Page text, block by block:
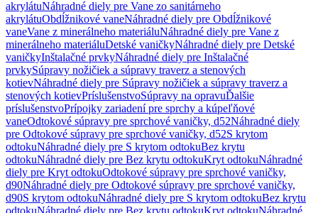
akrylátuNáhradné diely pre Vane zo sanitárneho
akrylátuObdĺžnikové vaneNáhradné diely pre Obdĺžnikové
vaneVane z minerálneho materiáluNáhradné diely pre Vane z
minerálneho materiáluDetské vaničkyNáhradné diely pre Detské
vaničkyInštalačné prvkyNáhradné diely pre Inštalačné
prvkySúpravy nožičiek a súpravy traverz a stenových
kotievNáhradné diely pre Súpravy nožičiek a súpravy traverz a
stenových kotievPríslušenstvoSúpravy na opravuĎalšie
príslušenstvoPrípojky zariadení pre sprchy a kúpeľňové
vaneOdtokové súpravy pre sprchové vaničky, d52Náhradné diely
pre Odtokové súpravy pre sprchové vaničky, d52S krytom
odtokuNáhradné diely pre S krytom odtokuBez krytu
odtokuNáhradné diely pre Bez krytu odtokuKryt odtokuNáhradné
diely pre Kryt odtokuOdtokové súpravy pre sprchové vaničky,
d90Náhradné diely pre Odtokové súpravy pre sprchové vaničky,
d90S krytom odtokuNáhradné diely pre S krytom odtokuBez krytu
odtokuNáhradné diely pre Bez krytu odtokuKryt odtokuNáhradné